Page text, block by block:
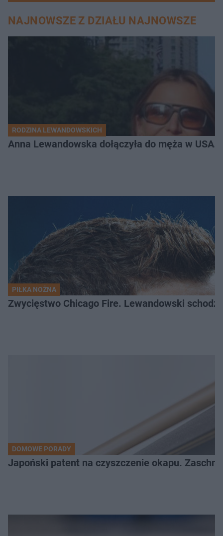
NAJNOWSZE Z DZIAŁU NAJNOWSZE
RODZINA LEWANDOWSKICH
Anna Lewandowska dołączyła do męża w
PIŁKA NOŻNA
Zwycięstwo Chicago Fire. Lewandowski
DOMOWE PORADY
Japoński patent na czyszczenie okapu.